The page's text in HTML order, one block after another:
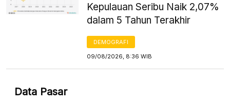
Kepulauan Seribu Naik 2,07%
dalam 5 Tahun Terakhir
DEMOGRAFI
09/08/2026, 8:36 WIB
Data Pasar